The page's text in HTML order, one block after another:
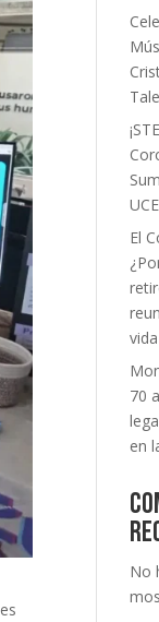
El
70
en
No